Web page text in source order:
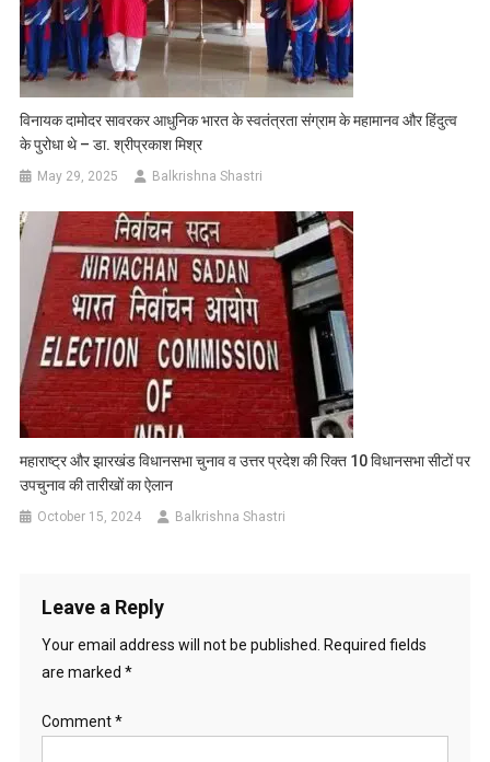
विनायक दामोदर सावरकर आधुनिक भारत के स्वतंत्रता संग्राम के महामानव और हिंदुत्व
के पुरोधा थे – डा. श्रीप्रकाश मिश्र
May 29, 2025 Balkrishna Shastri
महाराष्ट्र और झारखंड विधानसभा चुनाव व उत्तर प्रदेश की रिक्त 10 विधानसभा सीटों पर
उपचुनाव की तारीखों का ऐलान
October 15, 2024 Balkrishna Shastri
Leave a Reply
Your email address will not be published.
Required fields
are marked *
Comment*